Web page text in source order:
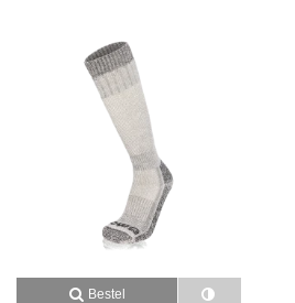
Bestel